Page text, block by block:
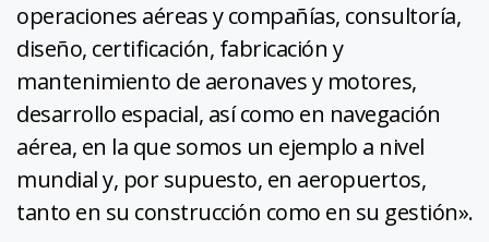
operaciones aéreas y compañías, consultoría,
diseño, certificación, fabricación y
mantenimiento de aeronaves y motores,
desarrollo espacial, así como en navegación
aérea, en la que somos un ejemplo a nivel
mundial y, por supuesto, en aeropuertos,
tanto en su construcción como en su gestión».